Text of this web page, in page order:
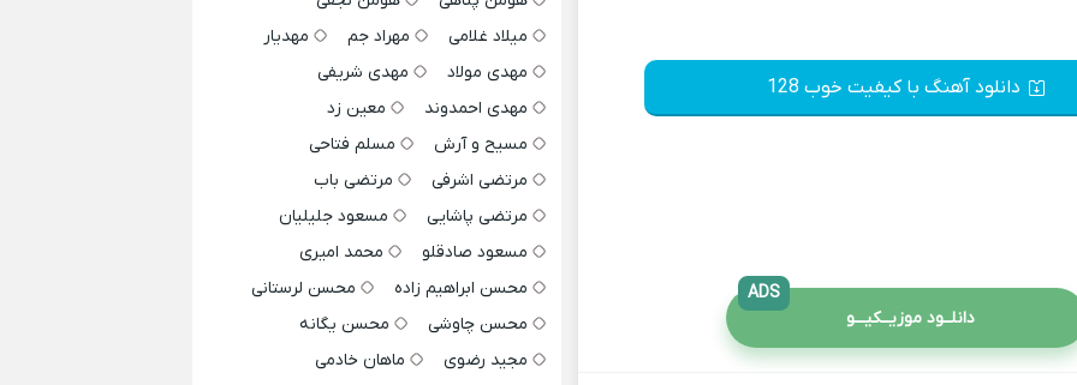
دانلود آهنگ با کیفیت خوب 128
دانلــود موزیــکیـــو
ADS
میلاد غلامی
مهراد جم
مهدیار
مهدی مولاد
مهدی شریفی
مهدی احمدوند
معین زد
مسیح و آرش
مسلم فتاحی
مرتضی اشرفی
مرتضی باب
مرتضی پاشایی
مسعود جلیلیان
مسعود صادقلو
محمد امیری
محسن ابراهیم زاده
محسن لرستانی
محسن چاوشی
محسن یگانه
مجید رضوی
ماهان خادمی